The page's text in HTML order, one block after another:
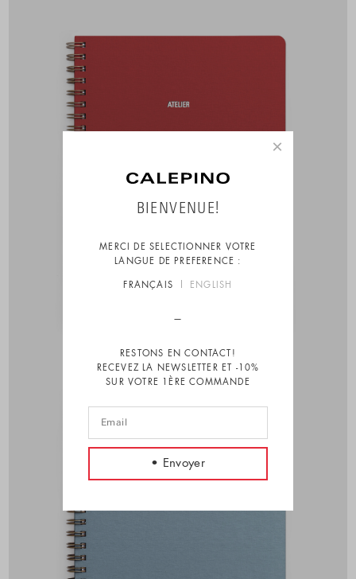
×
BIENVENUE!
MERCI DE SELECTIONNER VOTRE
LANGUE DE PREFERENCE :
FRANÇAIS ENGLISH
RESTONS EN CONTACT!
RECEVEZ LA NEWSLETTER ET -10%
SUR VOTRE 1ÈRE COMMANDE